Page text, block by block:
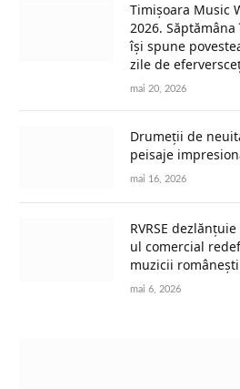
Timișoara Music
2026.
își spune
zile de
mai 20, 2026
Drumeții de
peisaje
mai 16, 2026
RVRSE
ul comercial
muzicii românești
mai 6, 2026